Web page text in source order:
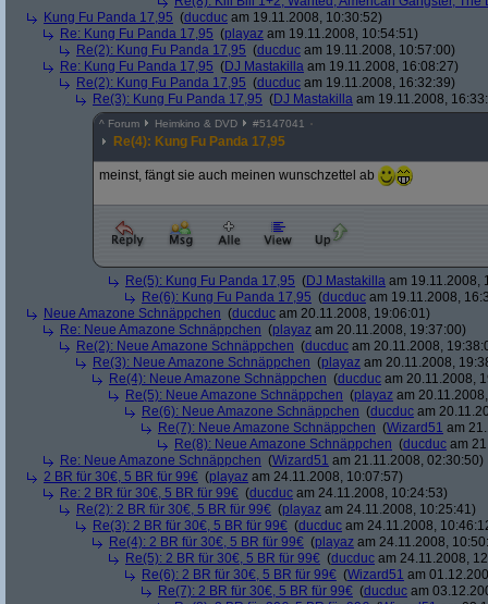
Kung Fu Panda 17,95 (ducduc am 19.11.2008, 10:30:52)
Re: Kung Fu Panda 17,95 (playaz am 19.11.2008, 10:54:51)
Re(2): Kung Fu Panda 17,95 (ducduc am 19.11.2008, 10:57:00)
Re: Kung Fu Panda 17,95 (DJ Mastakilla am 19.11.2008, 16:08:27)
Re(2): Kung Fu Panda 17,95 (ducduc am 19.11.2008, 16:32:39)
Re(3): Kung Fu Panda 17,95 (DJ Mastakilla am 19.11.2008,
^ Forum Heimkino & DVD #5147041
Re(4): Kung Fu Panda 17,95
meinst, fängt sie auch meinen wunschzettel ab
Re(5): Kung Fu Panda 17,95 (DJ Mastakilla am 19.11.2008,
Re(6): Kung Fu Panda 17,95 (ducduc am 19.11.2008,
Neue Amazone Schnäppchen (ducduc am 20.11.2008, 19:06:01)
Re: Neue Amazone Schnäppchen (playaz am 20.11.2008, 19:37:00)
Re(2): Neue Amazone Schnäppchen (ducduc am 20.11.2008,
Re(3): Neue Amazone Schnäppchen (playaz am 20.11.2008,
Re(4): Neue Amazone Schnäppchen (ducduc am 20.11.2008,
Re(5): Neue Amazone Schnäppchen (playaz am
Re(6): Neue Amazone Schnäppchen (ducduc am
Re(7): Neue Amazone Schnäppchen (Wizard51 am
Re(8): Neue Amazone Schnäppchen (ducduc am
Re: Neue Amazone Schnäppchen (Wizard51 am 21.11.2008, 02:30:50)
2 BR für 30€, 5 BR für 99€ (playaz am 24.11.2008, 10:07:57)
Re: 2 BR für 30€, 5 BR für 99€ (ducduc am 24.11.2008, 10:24:53)
Re(2): 2 BR für 30€, 5 BR für 99€ (playaz am 24.11.2008, 10:25:41)
Re(3): 2 BR für 30€, 5 BR für 99€ (ducduc am 24.11.2008,
Re(4): 2 BR für 30€, 5 BR für 99€ (playaz am 24.11.2008,
Re(5): 2 BR für 30€, 5 BR für 99€ (ducduc am 24.11.2008,
Re(6): 2 BR für 30€, 5 BR für 99€ (Wizard51 am
Re(7): 2 BR für 30€, 5 BR für 99€ (ducduc am